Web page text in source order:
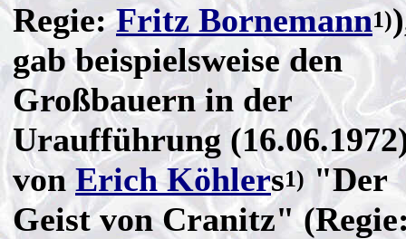
Regie:Fritz Bornemann1)
gab beispielsweise den
Großbauern in der
Uraufführung
von Erich Köhlers1) "Der
Geist von Cranitz"